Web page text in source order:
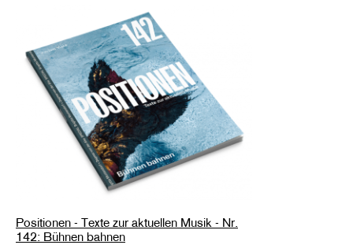
Positionen - Texte zur aktuellen Musik - Nr.
142: Bühnen bahnen